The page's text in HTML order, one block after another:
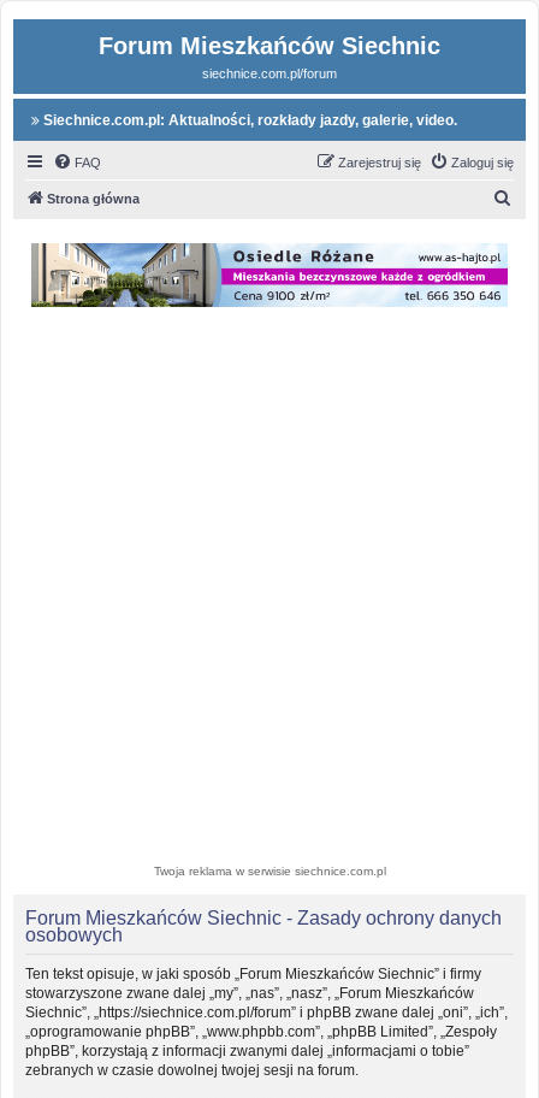
Forum Mieszkańców Siechnic
siechnice.com.pl/forum
Siechnice.com.pl: Aktualności, rozkłady jazdy, galerie, video.
FAQ Zaloguj się
Zarejestruj się
Strona główna
Twoja reklama w serwisie siechnice.com.pl
Forum Mieszkańców Siechnic - Zasady ochrony danych
osobowych
Ten tekst opisuje, w jaki sposób „Forum Mieszkańców Siechnic” i firmy
stowarzyszone zwane dalej „my”, „nas”, „nasz”, „Forum Mieszkańców
Siechnic”, „https://siechnice.com.pl/forum” i phpBB zwane dalej „oni”, „ich”,
„oprogramowanie phpBB”, „www.phpbb.com”, „phpBB Limited”, „Zespoły
phpBB”, korzystają z informacji zwanymi dalej „informacjami o tobie”
zebranych w czasie dowolnej twojej sesji na forum.